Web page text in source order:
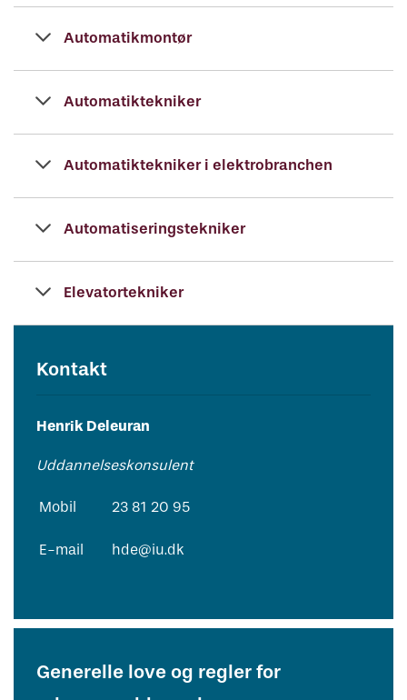
Automatikmontør
Automatiktekniker
Automatiktekniker i elektrobranchen
Automatiseringstekniker
Elevatortekniker
Kontakt
Henrik Deleuran
Uddannelseskonsulent
Mobil 23 81 20 95
E-mail hde@iu.dk
Generelle love og regler for